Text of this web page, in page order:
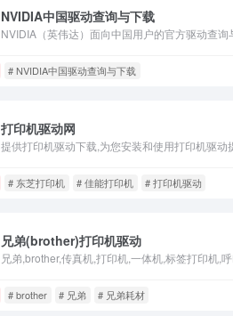
NVIDIA中国驱动查询与下载
# NVIDIA中国驱动查询与下载
打印机驱动网
提供打印机驱动下载,为您安装和使用打印机驱动
# 东芝打印机 # 佳能打印机 # 打印机驱动
兄弟(brother)打印机驱动
兄弟,brother,传真机,打印机,一体机,标签打印机,
# brother # 兄弟 # 兄弟耗材